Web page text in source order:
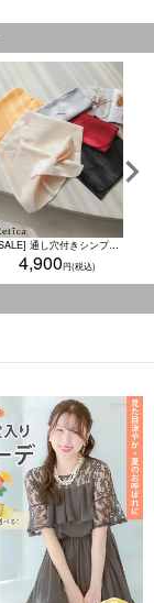
[SALE] 通し穴付きシンプルサテンショール (フリーサイズ)
4,900